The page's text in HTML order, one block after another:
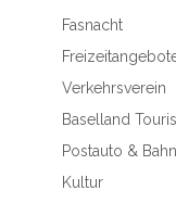
Fasnacht
Verkehrsverein
Baselland
Postauto & Bahn
Kultur